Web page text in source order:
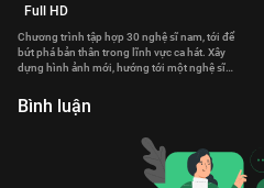
Full HD
Chương trình tập hợp 30 nghệ sĩ nam, tới để
bứt phá bản thân trong lĩnh vực ca hát. Xây
dựng hình ảnh mới, hướng tới một nghệ sĩ
Bình luận